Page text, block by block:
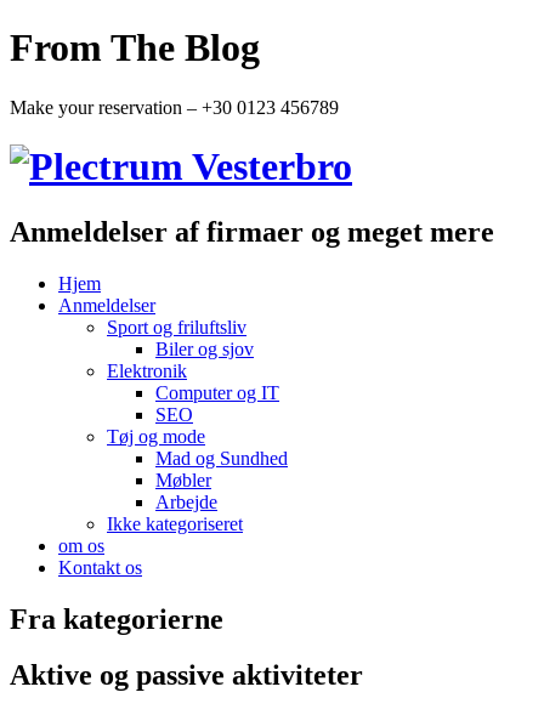
From The Blog
Make your reservation – +30 0123 456789
Anmeldelser af firmaer og meget mere
Hjem
Anmeldelser
Sport og friluftsliv
Biler og sjov
Elektronik
Computer og IT
SEO
Tøj og mode
Mad og Sundhed
Møbler
Arbejde
Ikke kategoriseret
om os
Kontakt os
Fra kategorierne
Aktive og passive aktiviteter